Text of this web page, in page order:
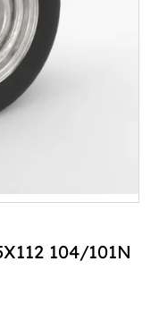
104/101N